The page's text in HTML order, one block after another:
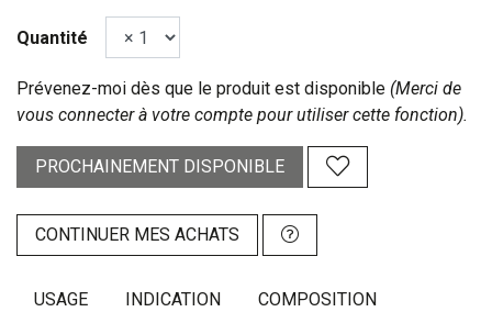
Quantité
Prévenez-moi dès que le produit est disponible (Merci de
vous connecter à votre compte pour utiliser cette fonction).
PROCHAINEMENT DISPONIBLE
CONTINUER MES ACHATS
USAGE INDICATION COMPOSITION